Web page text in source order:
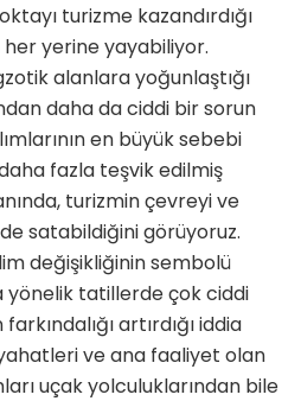
turizme kazandırdığı
yerine ya­yabiliyor.
alanlara yoğunlaştığı
daha da ciddi bir sorun
en büyük sebebi
faz­la teşvik edilmiş
turizmin çevreyi ve
satabildiğini görüyoruz.
değişikliği­nin sembolü
yönelik tatillerde çok ciddi
artırdığı iddia
ve ana faaliyet olan
uçak yolculuklarından bile